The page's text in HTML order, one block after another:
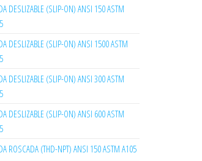
DESLIZABLE (SLIP-ON) ANSI 150 ASTM
DESLIZABLE (SLIP-ON) ANSI 1500 ASTM
DESLIZABLE (SLIP-ON) ANSI 300 ASTM
DESLIZABLE (SLIP-ON) ANSI 600 ASTM
ROSCADA (THD-NPT) ANSI 150 ASTM A105